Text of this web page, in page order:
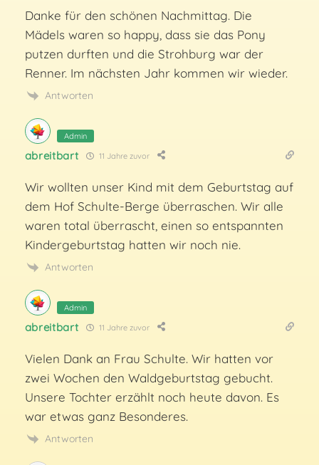
Danke für den schönen Nachmittag. Die
Mädels waren so happy, dass sie das Pony
putzen durften und die Strohburg war der
Renner. Im nächsten Jahr kommen wir wieder.
Antworten
Admin
abreitbart 11 Jahre zuvor
Wir wollten unser Kind mit dem Geburtstag auf
dem Hof Schulte-Berge überraschen. Wir alle
waren total überrascht, einen so entspannten
Kindergeburtstag hatten wir noch nie.
Antworten
Admin
abreitbart 11 Jahre zuvor
Vielen Dank an Frau Schulte. Wir hatten vor
zwei Wochen den Waldgeburtstag gebucht.
Unsere Tochter erzählt noch heute davon. Es
war etwas ganz Besonderes.
Antworten